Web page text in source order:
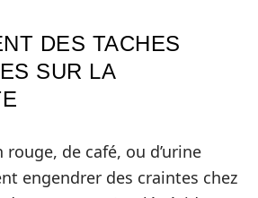
DES TACHES
SUR LA
rouge, de café, ou d’urine
engendrer des craintes chez